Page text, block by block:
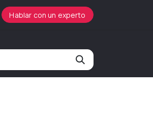
Hablar con un experto